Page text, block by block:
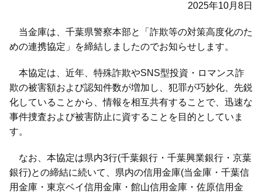
2025年10月8日
当金庫は、千葉県警察本部と「詐欺等の対策高度化のた
めの連携協定」を締結しましたのでお知らせします。
本協定は、近年、特殊詐欺やSNS型投資・ロマンス詐
欺の被害額および認知件数が増加し、犯罪が巧妙化、先鋭
化していることから、情報を相互共有することで、迅速な
事件捜査および被害防止に資することを目的としていま
す。
なお、本協定は県内3行(千葉銀行・千葉興業銀行・京葉
銀行)との締結に続いて、県内の信用金庫(当金庫・千葉信
用金庫・東京ベイ信用金庫・館山信用金庫・佐原信用金